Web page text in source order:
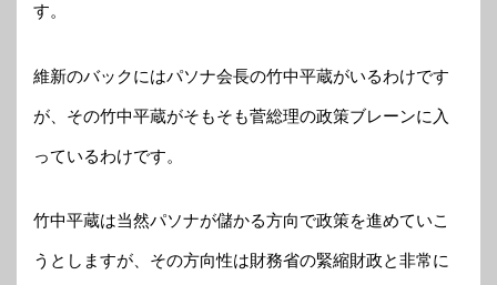
す。
維新のバックにはパソナ会長の竹中平蔵がいるわけです
が、その竹中平蔵がそもそも菅総理の政策ブレーンに入
っているわけです。
竹中平蔵は当然パソナが儲かる方向で政策を進めていこ
うとしますが、その方向性は財務省の緊縮財政と非常に